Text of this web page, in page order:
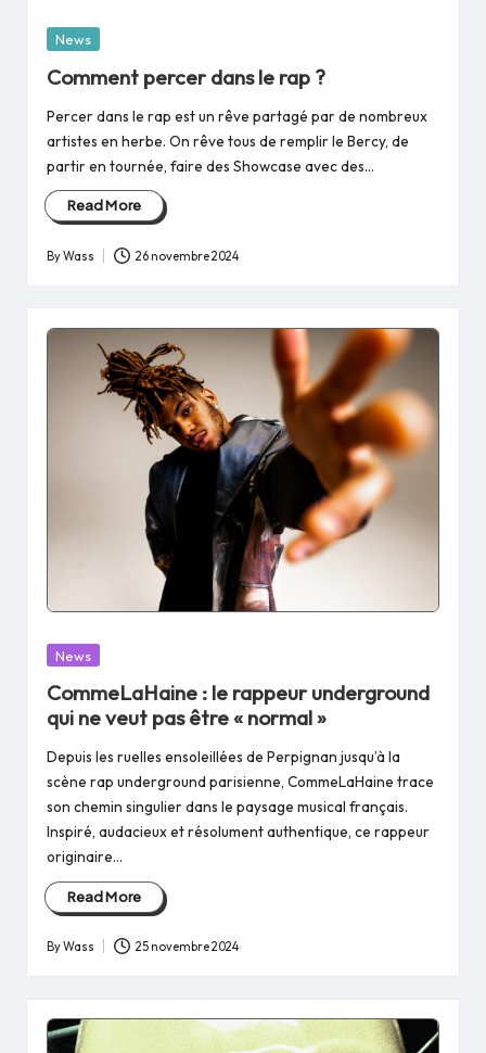
Posted
News
Comment percer dans le rap ?
Percer dans le rap est un rêve partagé par de nombreux
artistes en herbe. On rêve tous de remplir le Bercy, de
partir en tournée, faire des Showcase avec des…
Read More
Posted
ByWass 26 novembre 2024
Posted
News
CommeLaHaine : le rappeur underground
qui ne veut pas être « normal »
Depuis les ruelles ensoleillées de Perpignan jusqu’à la
scène rap underground parisienne, CommeLaHaine trace
son chemin singulier dans le paysage musical français.
Inspiré, audacieux et résolument authentique, ce rappeur
originaire…
Read More
Posted
ByWass 25 novembre 2024